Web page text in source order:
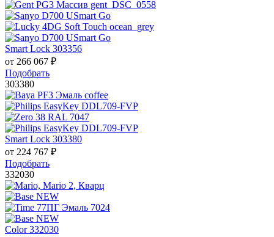
Smart Lock 303356
от 266 067 ₽
Подобрать
303380
Smart Lock 303380
от 224 767 ₽
Подобрать
332030
Color 332030